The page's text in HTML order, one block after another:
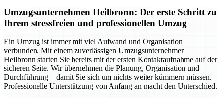
Umzugsunternehmen Heilbronn: Der erste Schritt zu
Ihrem stressfreien und professionellen Umzug
Ein Umzug ist immer mit viel Aufwand und Organisation
verbunden. Mit einem zuverlässigen Umzugsunternehmen
Heilbronn starten Sie bereits mit der ersten Kontaktaufnahme auf der
sicheren Seite. Wir übernehmen die Planung, Organisation und
Durchführung – damit Sie sich um nichts weiter kümmern müssen.
Professionelle Unterstützung von Anfang an macht den Unterschied.